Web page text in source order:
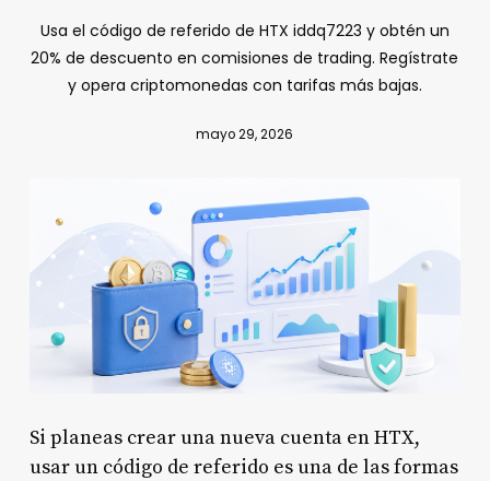
Usa el código de referido de HTX iddq7223 y obtén un
20% de descuento en comisiones de trading. Regístrate
y opera criptomonedas con tarifas más bajas.
mayo 29, 2026
Si planeas crear una nueva cuenta en HTX,
usar un código de referido es una de las formas